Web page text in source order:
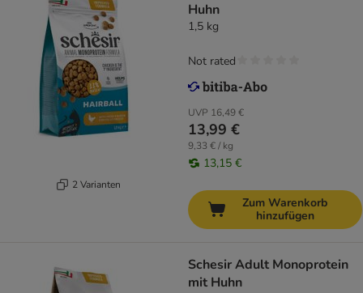
2 Varianten
Huhn
1,5 kg
UVP 16,49 €
13,99 €
9,33 € / kg
13,15 €
Not rated
Zum Warenkorb
hinzufügen
Schesir Adult Monoprotein
mit Huhn